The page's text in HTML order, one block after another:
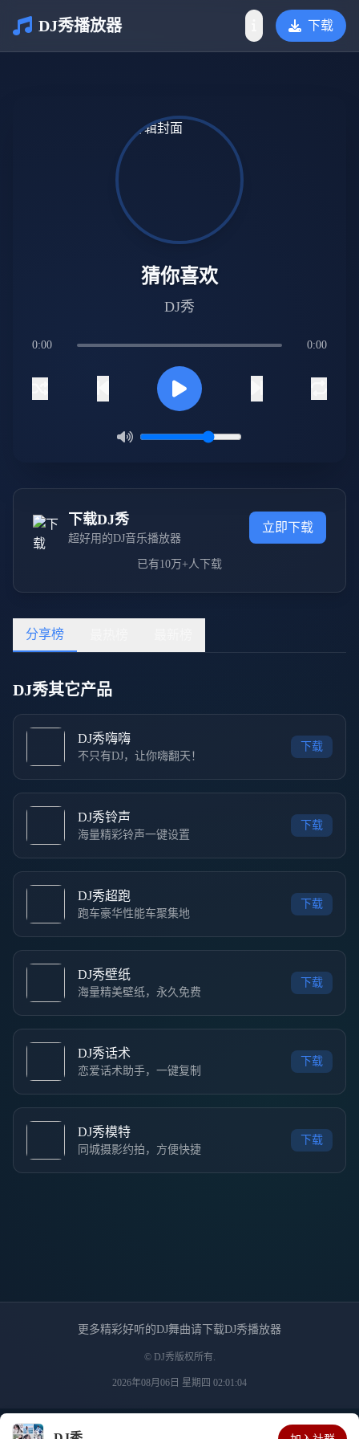
DJ秀播放器 下载
介绍
猜你喜欢
DJ秀
0:00 0:00
下载DJ秀
超好用的DJ音乐播放器
立即下载
已有10万+人下载
分享榜
DJ秀其它产品
DJ秀嗨嗨
不只有DJ，让你嗨翻天！
下载
DJ秀铃声
海量精彩铃声一键设置
下载
DJ秀超跑
跑车豪华性能车聚集地
下载
DJ秀壁纸
海量精美壁纸，永久免费
下载
DJ秀话术
恋爱话术助手，一键复制
下载
DJ秀模特
同城摄影约拍，方便快捷
下载
更多精彩好听的DJ舞曲请下载DJ秀播放器
© DJ秀版权所有.
2026年08月06日 星期四 02:01:04